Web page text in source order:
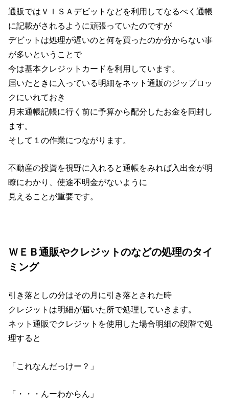
通販ではＶＩＳＡデビットなどを利用してなるべく通帳
に記載がされるように頑張っていたのですが
デビットは処理が遅いのと何を買ったのか分からない事
が多いということで
今は基本クレジットカードを利用しています。
届いたときに入っている明細をネット通販のジップロッ
クにいれておき
月末通帳記帳に行く前に予算から配分したお金を同封し
ます。
そして１の作業につながります。
不動産の投資を視野に入れると通帳をみれば入出金が明
瞭にわかり、使途不明金がないように
見えることが重要です。
ＷＥＢ通販やクレジットのなどの処理のタイ
ミング
引き落としの分はその月に引き落とされた時
クレジットは明細が届いた所で処理していきます。
ネット通販でクレジットを使用した場合明細の段階で処
理すると
「これなんだっけー？」
「・・・んーわからん」